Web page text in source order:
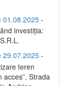
01.08.2025 -
investiția:
29.07.2025 -
teren
Strada